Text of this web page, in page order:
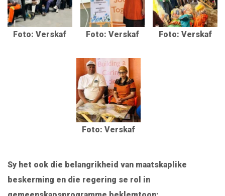
Foto: Verskaf Foto: Verskaf Foto: Verskaf
Foto: Verskaf
Sy het ook die belangrikheid van maatskaplike
beskerming en die regering se rol in